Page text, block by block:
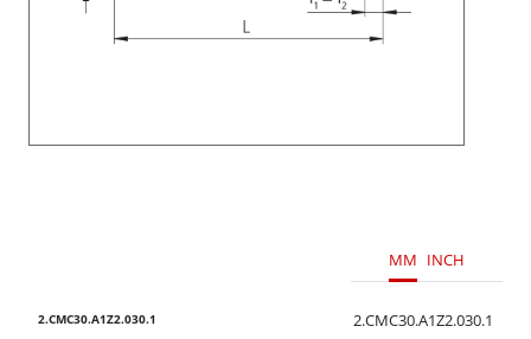
MM INCH
2.CMC30.A1Z2.030.1